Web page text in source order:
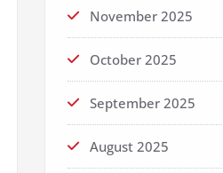
November 2025
October 2025
September 2025
August 2025